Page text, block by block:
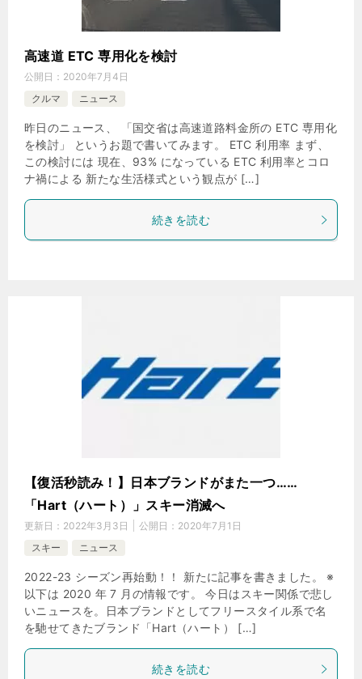
高速道 ETC 専用化を検討
公開日： 2020年7月4日
クルマ
ニュース
昨日のニュース、 「国交省は高速道路料金所の ETC 専用化
を検討」 というお題で書いてみます。 ETC 利用率 まず、
この検討には 現在、93% になっている ETC 利用率とコロ
ナ禍による 新たな生活様式という観点が […]
続きを読む
【復活秒読み！】日本ブランドがまた一つ……
「Hart（ハート）」スキー消滅へ
更新日： 2022年3月3日 公開日： 2020年7月1日
スキー
ニュース
2022-23 シーズン再始動！！ 新たに記事を書きました。 ※
以下は 2020 年 7 月の情報です。 今日はスキー関係で悲し
いニュースを。日本ブランドとしてフリースタイル系で名
を馳せてきたブランド「Hart（ハート） […]
続きを読む